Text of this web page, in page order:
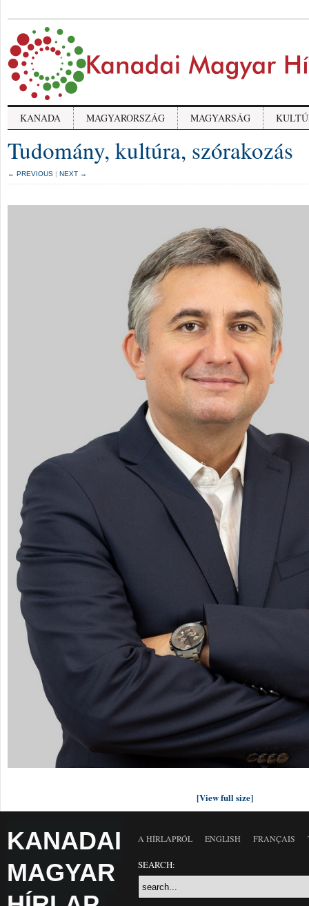
KANADA MAGYARORSZÁG MAGYARSÁG
Tudomány, kultúra, szórakozás
← PREVIOUS | NEXT →
[View full size]
KANADAI
MAGYAR
A HÍRLAPRÓL ENGLISH FRANÇAIS
SEARCH: